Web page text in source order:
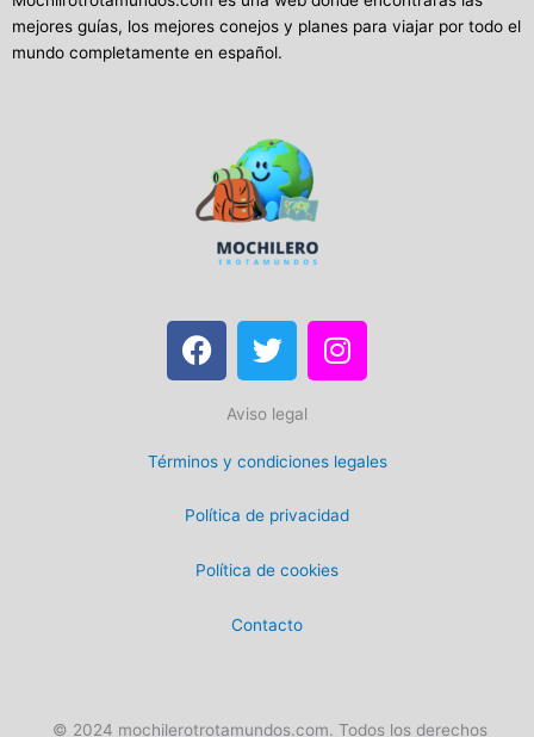
mejores guías, los mejores conejos y planes para viajar por todo el
mundo completamente en español.
F
a
b
o
T
w
t
t
r
I
n
a
g
r
m
Aviso legal
Términos y condiciones legales
Política de privacidad
Política de cookies
Contacto
© 2024 mochilerotrotamundos.com. Todos los derechos